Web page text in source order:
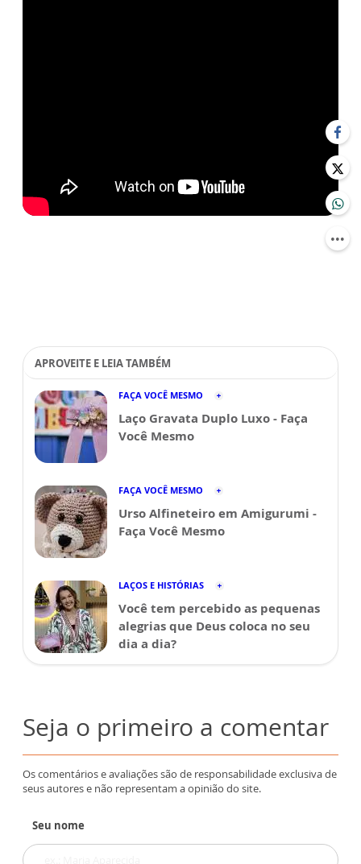
APROVEITE E LEIA TAMBÉM
FAÇA VOCÊ MESMO
Laço Gravata Duplo Luxo - Faça
Você Mesmo
FAÇA VOCÊ MESMO
Urso Alfineteiro em Amigurumi -
Faça Você Mesmo
LAÇOS E HISTÓRIAS
Você tem percebido as pequenas
alegrias que Deus coloca no seu
dia a dia?
Seja o primeiro a comentar
Os comentários e avaliações são de responsabilidade exclusiva de
seus autores e não representam a opinião do site.
Seu nome